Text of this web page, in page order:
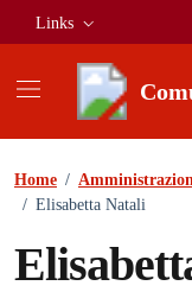
Vai ai contenuti
Vai al footer
Links
Home /
/ Elisabetta Natali